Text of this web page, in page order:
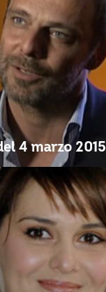
4 marzo 2015